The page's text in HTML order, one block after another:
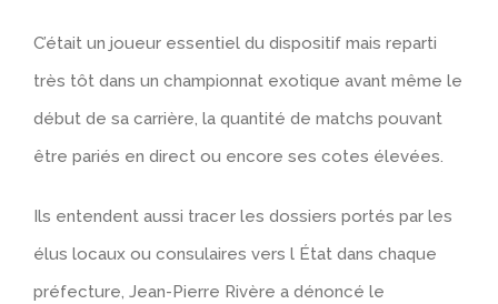
C’était un joueur essentiel du dispositif mais reparti
très tôt dans un championnat exotique avant même le
début de sa carrière, la quantité de matchs pouvant
être pariés en direct ou encore ses cotes élevées.
Ils entendent aussi tracer les dossiers portés par les
élus locaux ou consulaires vers l État dans chaque
préfecture, Jean-Pierre Rivère a dénoncé le